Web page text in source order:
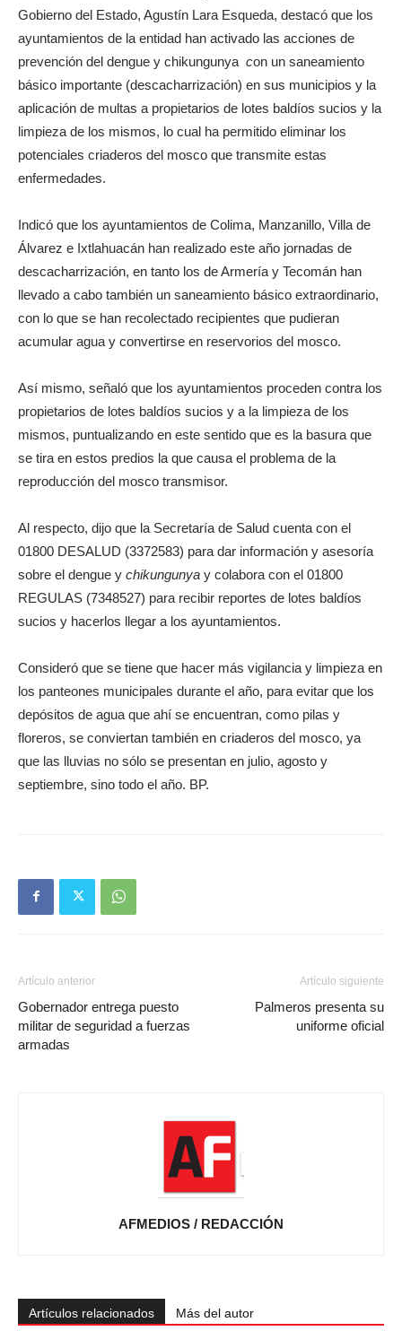
Gobierno del Estado, Agustín Lara Esqueda, destacó que los
ayuntamientos de la entidad han activado las acciones de
prevención del dengue y chikungunya con un saneamiento
básico importante (descacharrización) en sus municipios y la
aplicación de multas a propietarios de lotes baldíos sucios y la
limpieza de los mismos, lo cual ha permitido eliminar los
potenciales criaderos del mosco que transmite estas
enfermedades.
Indicó que los ayuntamientos de Colima, Manzanillo, Villa de
Álvarez e Ixtlahuacán han realizado este año jornadas de
descacharrización, en tanto los de Armería y Tecomán han
llevado a cabo también un saneamiento básico extraordinario,
con lo que se han recolectado recipientes que pudieran
acumular agua y convertirse en reservorios del mosco.
Así mismo, señaló que los ayuntamientos proceden contra los
propietarios de lotes baldíos sucios y a la limpieza de los
mismos, puntualizando en este sentido que es la basura que
se tira en estos predios la que causa el problema de la
reproducción del mosco transmisor.
Al respecto, dijo que la Secretaría de Salud cuenta con el
01800 DESALUD (3372583) para dar información y asesoría
sobre el dengue y chikungunya y colabora con el 01800
REGULAS (7348527) para recibir reportes de lotes baldíos
sucios y hacerlos llegar a los ayuntamientos.
Consideró que se tiene que hacer más vigilancia y limpieza en
los panteones municipales durante el año, para evitar que los
depósitos de agua que ahí se encuentran, como pilas y
floreros, se conviertan también en criaderos del mosco, ya
que las lluvias no sólo se presentan en julio, agosto y
septiembre, sino todo el año. BP.
Artículo anterior
Gobernador entrega puesto
militar de seguridad a fuerzas
armadas
Artículo siguiente
Palmeros presenta su
uniforme oficial
AFMEDIOS / REDACCIÓN
Artículos relacionados Más del autor